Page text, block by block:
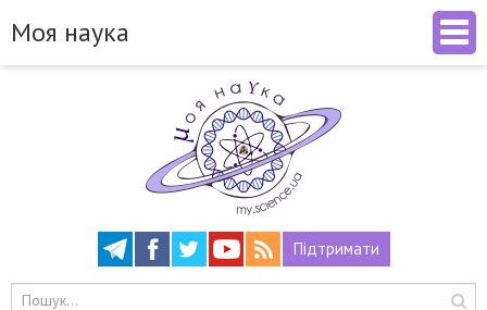
Підтримати
Моя наука